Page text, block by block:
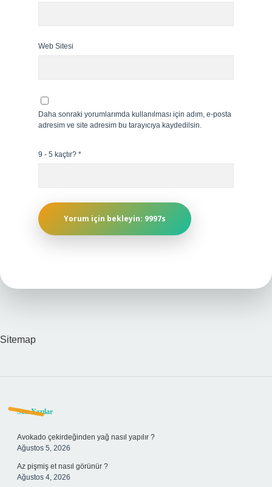
Web Sitesi
Daha sonraki yorumlarımda kullanılması için adım, e-posta
adresim ve site adresim bu tarayıcıya kaydedilsin.
9 - 5 kaçtır? *
Sitemap
Sidebar
Son Yazılar
Avokado çekirdeğinden yağ nasıl yapılır ?
Ağustos 5, 2026
Az pişmiş et nasıl görünür ?
Ağustos 4, 2026